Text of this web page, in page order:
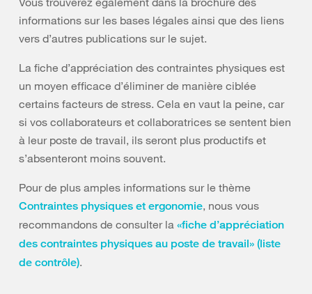
informations sur les bases légales ainsi que des liens
vers d’autres publications sur le sujet.
La fiche d’appréciation des contraintes physiques est
un moyen efficace d’éliminer de manière ciblée
certains facteurs de stress. Cela en vaut la peine, car
si vos collaborateurs et collaboratrices se sentent bien
à leur poste de travail, ils seront plus productifs et
s’absenteront moins souvent.
Pour de plus amples informations sur le thème
Contraintes physiques et ergonomie, nous vous
recommandons de consulter la «fiche d’appréciation
des contraintes physiques au poste de travail» (liste
de contrôle).